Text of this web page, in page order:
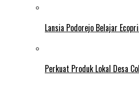
Lansia Podorejo Belajar
Perkuat Produk Lokal Desa